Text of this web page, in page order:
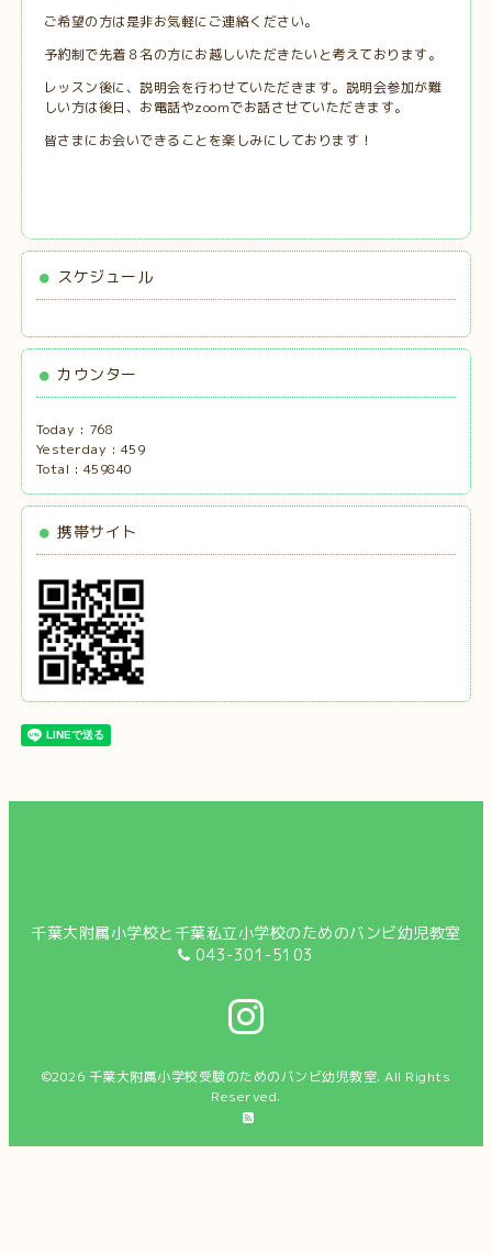
ご希望の方は是非お気軽にご連絡ください。
予約制で先着８名の方にお越しいただきたいと考えております。
レッスン後に、説明会を行わせていただきます。説明会参加が難
しい方は後日、お電話やzoomでお話させていただきます。
皆さまにお会いできることを楽しみにしております！
スケジュール
カウンター
Today : 768
Yesterday : 459
Total : 459840
携帯サイト
千葉大附属小学校と千葉私立小学校のためのバンビ幼児教室
043-301-5103
©2026 千葉大附属小学校受験のためのバンビ幼児教室. All Rights
Reserved.